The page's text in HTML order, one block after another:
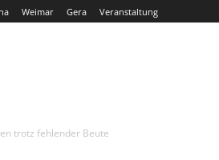
Weimar Gera Veranstaltung
trotz fehlender Beute